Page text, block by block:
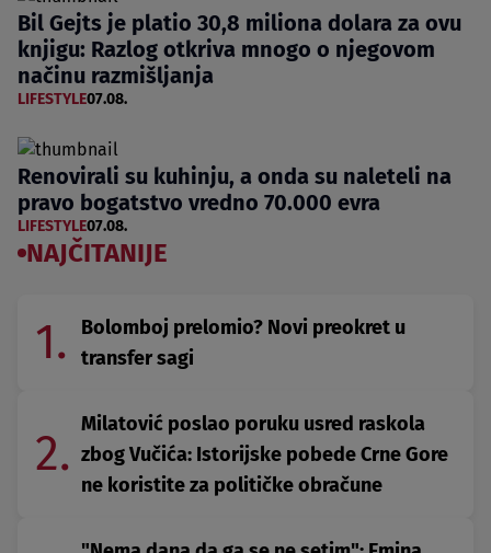
Bil Gejts je platio 30,8 miliona dolara za ovu
knjigu: Razlog otkriva mnogo o njegovom
načinu razmišljanja
LIFESTYLE07.08.
Renovirali su kuhinju, a onda su naleteli na
pravo bogatstvo vredno 70.000 evra
LIFESTYLE07.08.
NAJČITANIJE
1.
Bolomboj prelomio? Novi preokret u
transfer sagi
2.
Milatović poslao poruku usred raskola
zbog Vučića: Istorijske pobede Crne Gore
ne koristite za političke obračune